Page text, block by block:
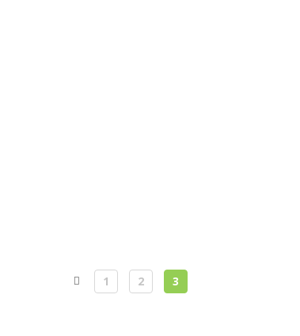
1 2 3